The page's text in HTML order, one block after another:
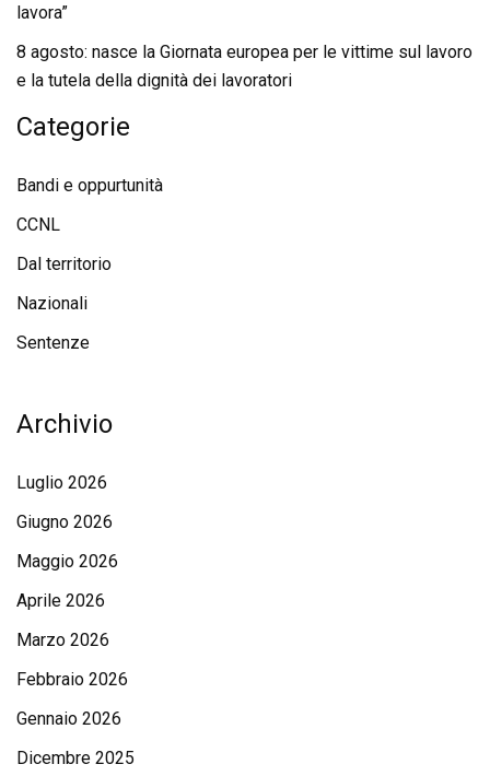
lavora”
8 agosto: nasce la Giornata europea per le vittime sul lavoro
e la tutela della dignità dei lavoratori
Categorie
Bandi e oppurtunità
CCNL
Dal territorio
Nazionali
Sentenze
Archivio
Luglio 2026
Giugno 2026
Maggio 2026
Aprile 2026
Marzo 2026
Febbraio 2026
Gennaio 2026
Dicembre 2025